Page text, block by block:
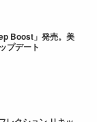
Boost」発売。美
プデート